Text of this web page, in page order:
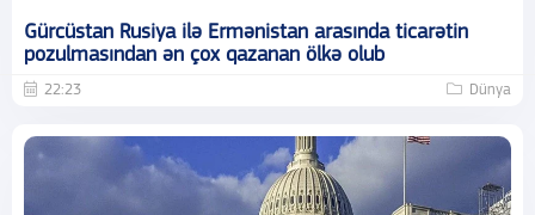
Gürcüstan Rusiya ilə Ermənistan arasında ticarətin
pozulmasından ən çox qazanan ölkə olub
22:23 Dünya